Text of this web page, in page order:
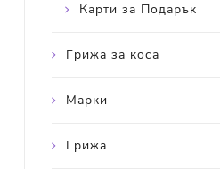
Карти за Подарък
Грижа за коса
Марки
Грижа